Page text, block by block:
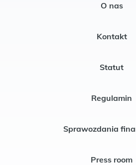
O nas
Kontakt
Statut
Regulamin
Sprawozdania
Press room